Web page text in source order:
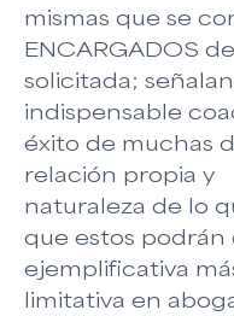
mismas que se
ENCARGADOS
solicitada;
indispensable
éxito de muchas
relación propia y
naturaleza de lo
que estos podrán
ejemplificativa
limitativa en